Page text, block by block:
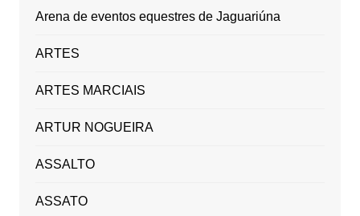
Arena de eventos equestres de Jaguariúna
ARTES
ARTES MARCIAIS
ARTUR NOGUEIRA
ASSALTO
ASSATO